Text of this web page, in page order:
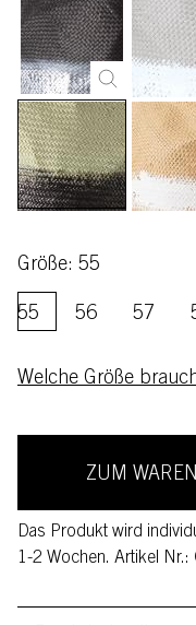
Größe: 55
55 56 57
Welche Größe
ZUM
Das Produkt wird
1-2 Wochen. Artikel